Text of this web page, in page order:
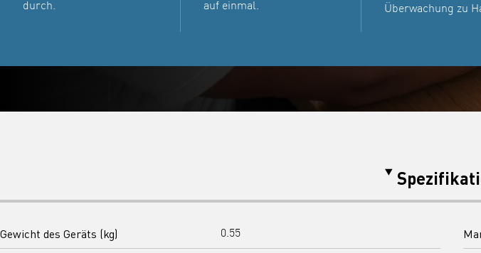
durch.
auf einmal.
Überwachung zu
Gewicht des Geräts (kg) 0.55